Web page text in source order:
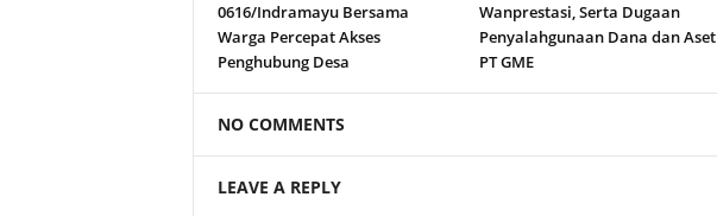
0616/Indramayu Bersama
Warga Percepat Akses
Penghubung Desa
Wanprestasi, Serta Dugaan
Penyalahgunaan Dana dan Aset
PT GME
NO COMMENTS
LEAVE A REPLY